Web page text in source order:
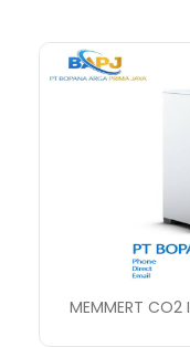
MEMMERT CO2